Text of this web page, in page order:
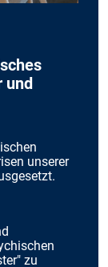
und
unserer
zu